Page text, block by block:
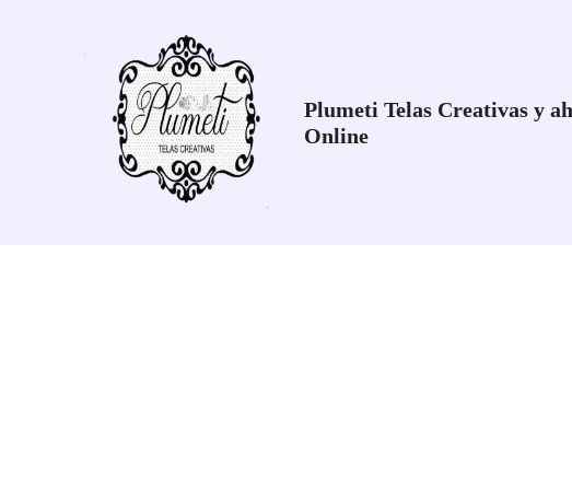
Plumeti Telas Creativas y
Online